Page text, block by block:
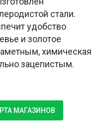
стали.
удобство
и золотое
химическая
зацепистым.
МАГАЗИНОВ